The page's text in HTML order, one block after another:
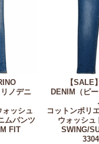
ノデニ
ッシュ
ムパンツ
FIT
【SALE】
DENIM（ピ
コットンポリ
ウォッシュ
SWING/